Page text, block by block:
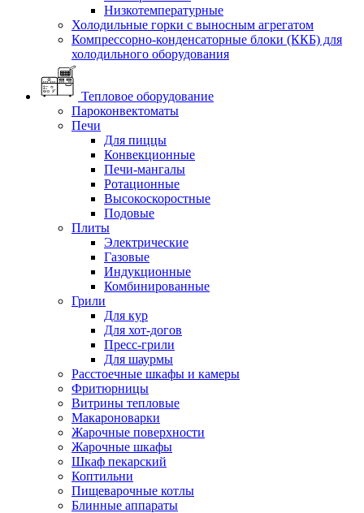
Низкотемпературные
Холодильные горки с выносным агрегатом
Компрессорно-конденсаторные блоки (ККБ) для
холодильного оборудования
Тепловое оборудование
Пароконвектоматы
Печи
Для пиццы
Конвекционные
Печи-мангалы
Ротационные
Высокоскоростные
Подовые
Плиты
Электрические
Газовые
Индукционные
Комбинированные
Грили
Для кур
Для хот-догов
Пресс-грили
Для шаурмы
Расстоечные шкафы и камеры
Фритюрницы
Витрины тепловые
Макароноварки
Жарочные поверхности
Жарочные шкафы
Шкаф пекарский
Коптильни
Пищеварочные котлы
Блинные аппараты